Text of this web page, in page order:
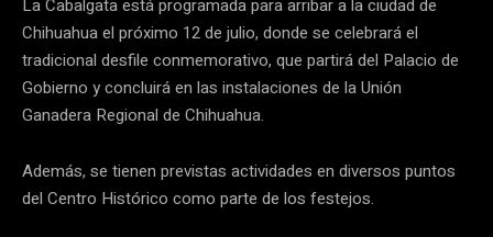
La Cabalgata está programada para arribar a la ciudad de
Chihuahua el próximo 12 de julio, donde se celebrará el
tradicional desfile conmemorativo, que partirá del Palacio de
Gobierno y concluirá en las instalaciones de la Unión
Ganadera Regional de Chihuahua.
Además, se tienen previstas actividades en diversos puntos
del Centro Histórico como parte de los festejos.